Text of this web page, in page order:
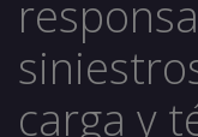
carga y